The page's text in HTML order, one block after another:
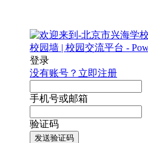
登录
没有账号？立即注册
手机号或邮箱
验证码
发送验证码